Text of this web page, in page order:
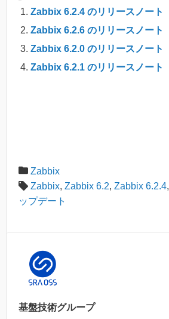
Zabbix 6.2.4 のリリースノート
Zabbix 6.2.6 のリリースノート
Zabbix 6.2.0 のリリースノート
Zabbix 6.2.1 のリリースノート
Zabbix
Zabbix, Zabbix 6.2, Zabbix 6.2.4,
ップデート
基盤技術グループ